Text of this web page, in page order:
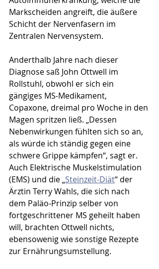
Markscheiden angreift, die äußere
Schicht der Nervenfasern im
Zentralen Nervensystem.
Anderthalb Jahre nach dieser
Diagnose saß John Ottwell im
Rollstuhl, obwohl er sich ein
gängiges MS-Medikament,
Copaxone, dreimal pro Woche in den
Magen spritzen ließ. „Dessen
Nebenwirkungen fühlten sich so an,
als würde ich ständig gegen eine
schwere Grippe kämpfen“, sagt er.
Auch Elektrische Muskelstimulation
(EMS) und die „Steinzeit-Diät“ der
Ärztin Terry Wahls, die sich nach
dem Paläo-Prinzip selber von
fortgeschrittener MS geheilt haben
will, brachten Ottwell nichts,
ebensowenig wie sonstige Rezepte
zur Ernährungsumstellung.